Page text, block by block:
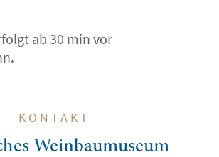
ab 30 min vor
KONTAKT
Weinbaumuseum